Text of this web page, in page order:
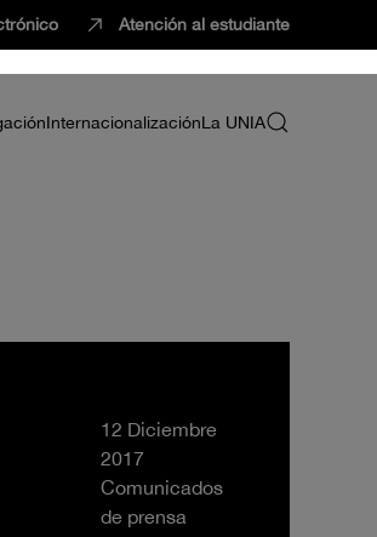
Atención al estudiante
InternacionalizaciónLa UNIA
12 Diciembre
2017
Comunicados
de prensa